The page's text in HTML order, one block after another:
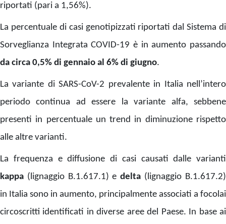
riportati (pari a 1,56%).
La percentuale di casi genotipizzati riportati dal Sistema di
Sorveglianza Integrata COVID-19 è in aumento passando
da circa 0,5% di gennaio al 6% di giugno.
La variante di SARS-CoV-2 prevalente in Italia nell’intero
periodo continua ad essere la variante alfa, sebbene
presenti in percentuale un trend in diminuzione rispetto
alle altre varianti.
La frequenza e diffusione di casi causati dalle varianti
kappa (lignaggio B.1.617.1) edelta (lignaggio B.1.617.2)
in Italia sono in aumento, principalmente associati a focolai
circoscritti identificati in diverse aree del Paese. In base ai